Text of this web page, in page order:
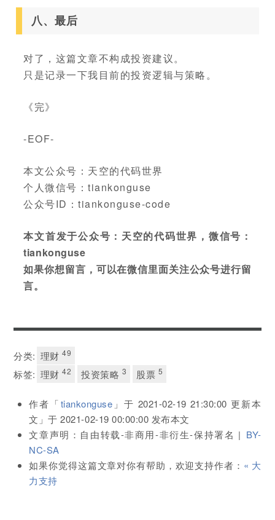
八、最后
对了，这篇文章不构成投资建议。
只是记录一下我目前的投资逻辑与策略。
《完》
-EOF-
本文公众号：天空的代码世界
个人微信号：tiankonguse
公众号ID：tiankonguse-code
本文首发于公众号：天空的代码世界，微信号：
tiankonguse
如果你想留言，可以在微信里面关注公众号进行留
言。
分类: 理财49
标签: 理财42 投资策略 3 股票 5
作者「tiankonguse 」于 2021-02-19 21:30:00 更新本
文」于2021-02-19 00:00:00 发布本文
文章声明：自由转载-非商用-非衍生-保持署名 | BY-
NC-SA
如果你觉得这篇文章对你有帮助，欢迎支持作者： « 大
力支持